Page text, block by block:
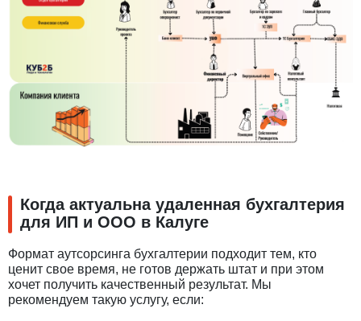
Когда актуальна удаленная бухгалтерия
для ИП и ООО в Калуге
Формат аутсорсинга бухгалтерии подходит тем, кто
ценит свое время, не готов держать штат и при этом
хочет получить качественный результат. Мы
рекомендуем такую услугу, если: